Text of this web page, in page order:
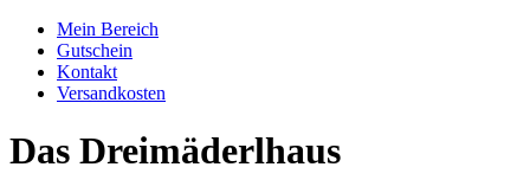
Mein Bereich
Gutschein
Kontakt
Versandkosten
Das Dreimäderlhaus